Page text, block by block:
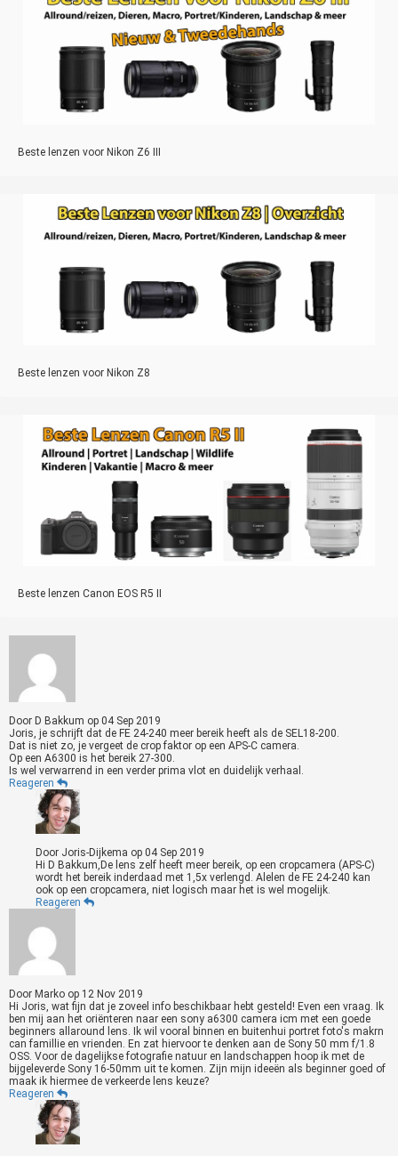
Beste lenzen voor Nikon Z6 III
Beste lenzen voor Nikon Z8
Beste lenzen Canon EOS R5 II
Door D Bakkum op 04 Sep 2019
Joris, je schrijft dat de FE 24-240 meer bereik heeft als de SEL18-200.
Dat is niet zo, je vergeet de crop faktor op een APS-C camera.
Op een A6300 is het bereik 27-300.
Is wel verwarrend in een verder prima vlot en duidelijk verhaal.
Reageren
Door Joris-Dijkema op 04 Sep 2019
Hi D Bakkum,De lens zelf heeft meer bereik, op een cropcamera (APS-C)
wordt het bereik inderdaad met 1,5x verlengd. Alelen de FE 24-240 kan
ook op een cropcamera, niet logisch maar het is wel mogelijk.
Reageren
Door Marko op 12 Nov 2019
Hi Joris, wat fijn dat je zoveel info beschikbaar hebt gesteld! Even een vraag. Ik
ben mij aan het oriënteren naar een sony a6300 camera icm met een goede
beginners allaround lens. Ik wil vooral binnen en buitenhui portret foto's makrn
can famillie en vrienden. En zat hiervoor te denken aan de Sony 50 mm f/1.8
OSS. Voor de dagelijkse fotografie natuur en landschappen hoop ik met de
bijgeleverde Sony 16-50mm uit te komen. Zijn mijn ideeën als beginner goed of
maak ik hiermee de verkeerde lens keuze?
Reageren